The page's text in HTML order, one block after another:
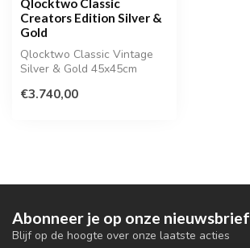
Qlocktwo Classic
Creators Edition Silver &
Gold
Qlocktwo Classic Vintage
Silver & Gold 45x45cm
€3.740,00
Abonneer je op onze nieuwsbrief
Blijf op de hoogte over onze laatste acties